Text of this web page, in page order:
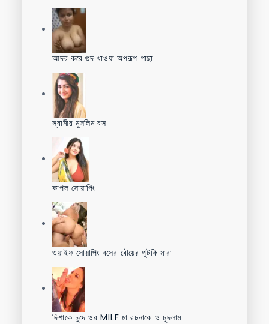
আদর করে গুদ খাওয়া অপরূপ পাছা
স্বামীর মুসলিম বস
কাপল সোয়াপিং
ওয়াইফ সোয়াপিং বসের বৌয়ের পুটকি মারা
দিশাকে চুদে ওর MILF মা রচনাকে ও চুদলাম